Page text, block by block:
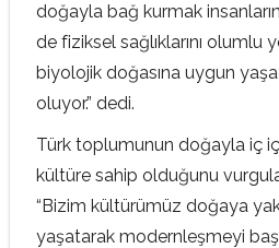
doğayla bağ kurmak
de fiziksel sağlıklarını olumlu
biyolojik doğasına uygun
oluyor.” dedi.
Türk toplumunun doğayla iç
kültüre sahip olduğunu
“Bizim kültürümüz doğaya
yaşatarak modernleşmeyi